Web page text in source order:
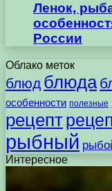
Ленок,
России
Облако меток
блюд блюда
особенности полезные
рецепт
рыбный
Интересное